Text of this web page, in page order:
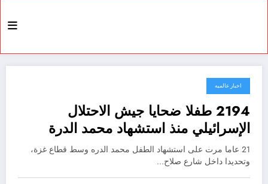
30 سبتمبر، 2021
اخبار عالميه
2194 طفلا ضحايا جيش الاحتلال
الإسرائيلي منذ استشهاد محمد الدرة
21 عاما مرت على استشهاد الطفل محمد الدره وسط قطاع غزة،
وتحديدا داخل شارع صلاح…